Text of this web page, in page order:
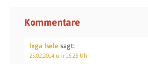
Kommentare
Inga Isele sagt:
25.02.2014 um 16:25 Uhr